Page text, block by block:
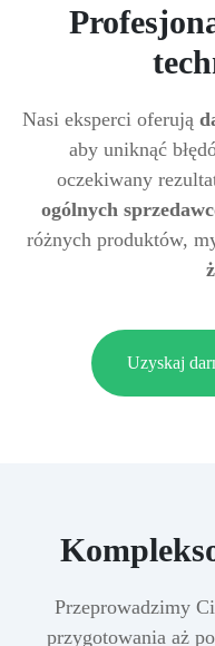
Nasi eksperci oferują
aby uniknąć
oczekiwany
ogólnych
różnych produktów,
Uzyskaj
Przeprowadzimy
przygotowania aż